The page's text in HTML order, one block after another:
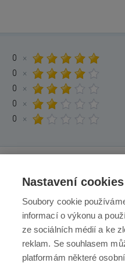
0
×
0
×
0
×
0
×
0
×
Mohlo
Nastavení
Soubory cookie
informací o výkonu a
ze sociálních médií a ke
reklam. Se souhlasem
platformám některé